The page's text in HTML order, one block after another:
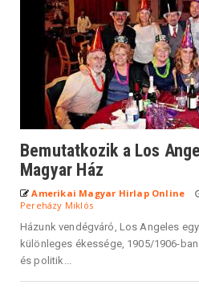
Bemutatkozik a Los
Magyar Ház
Amerikai Magyar Hirlap Online
Pereházy Miklós
Házunk vendégváró, Los Angeles
különleges ékessége, 1905/1906-
és politik...